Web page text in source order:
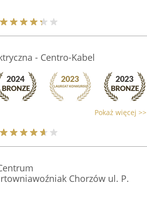
- Centro-Kabel
Pokaż więcej >>
Chorzów ul. P.